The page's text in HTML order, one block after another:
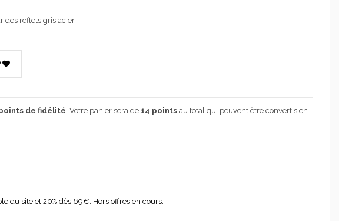
des reflets gris acier
de fidélité. Votre panier sera de 14 pointsau total qui peuvent être convertis en
du site et 20% dès 69€. Hors offres en cours.